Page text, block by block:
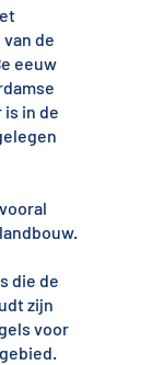
de
eeuw
in de
die de
zijn
voor